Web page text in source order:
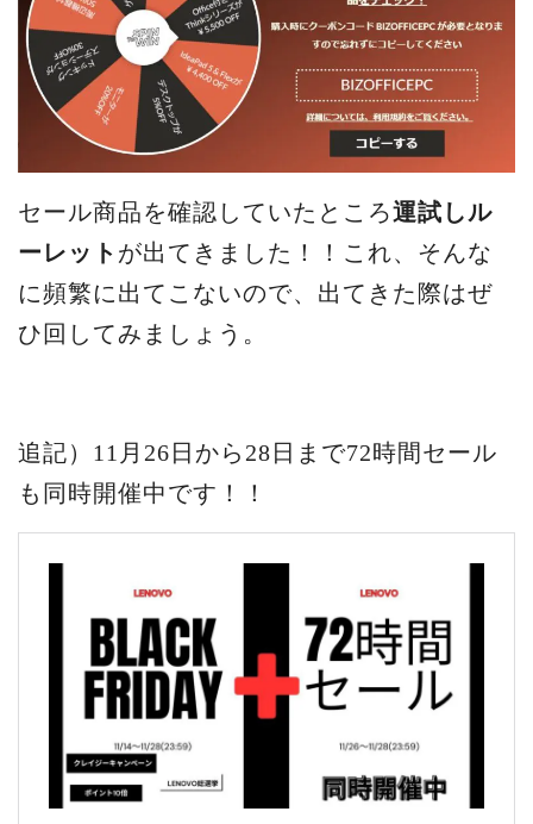
セール商品を確認していたところ運試しル
ーレット が出てきました！！これ、そんな
に頻繁に出てこないので、出てきた際はぜ
ひ回してみましょう。
追記）11月26日から28日まで72時間セール
も同時開催中です！！